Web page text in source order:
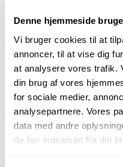
Denne hjemmeside
Vi bruger cookies til at
annoncer, til at vise dig
at analysere vores trafik.
din brug af vores
for sociale medier,
analysepartnere. Vores
data med andre
de har indsamlet fra din
50 mm Indlæg
62 mm Indlæg